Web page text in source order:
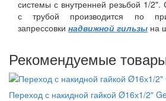
системы с внутренней резьбой 1/
с трубой производится по
запрессовки надвижной гильзы на
Рекомендуемые
Переход с накидной гайкой Ø16х1/2"